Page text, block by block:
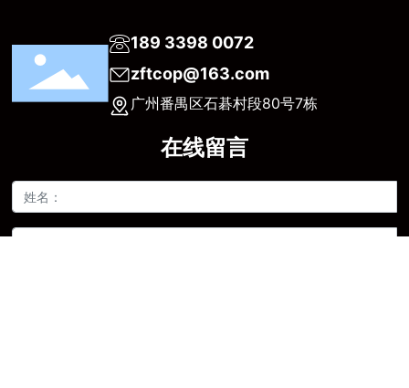
189 3398 0072
zftcop@163.com
广州番禺区石碁村段80号7栋
在线留言